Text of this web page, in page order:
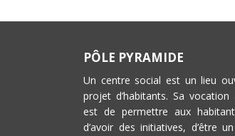
PÔLE PYRAMIDE
Un centre social est un lieu
projet d’habitants. Sa vocation
est de permettre aux
d’avoir des initiatives, d’être